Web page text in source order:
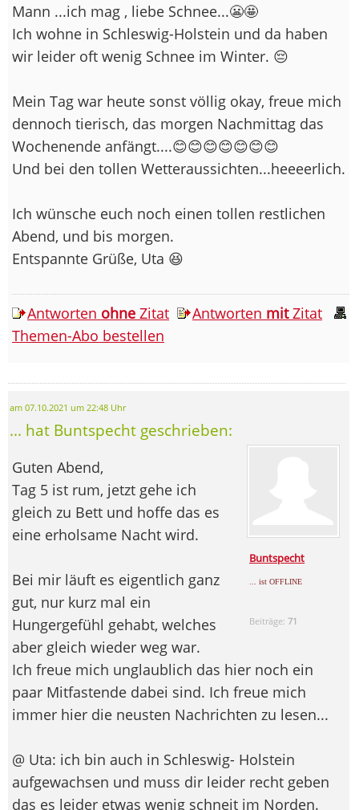
Mann ...ich mag , liebe Schnee...😬🤩
Ich wohne in Schleswig-Holstein und da haben
wir leider oft wenig Schnee im Winter. 😔
Mein Tag war heute sonst völlig okay, freue mich
dennoch tierisch, das morgen Nachmittag das
Wochenende anfängt....😊😊😊😊😊😊😊
Und bei den tollen Wetteraussichten...heeeerlich.
Ich wünsche euch noch einen tollen restlichen
Abend, und bis morgen.
Entspannte Grüße, Uta 😆
Antworten ohne Zitat Antworten mitZitat
Themen-Abo bestellen
am 07.10.2021 um 22:48 Uhr
... hat Buntspecht geschrieben:
Buntspecht
... ist OFFLINE
Beiträge:71
Guten Abend,
Tag 5 ist rum, jetzt gehe ich
gleich zu Bett und hoffe das es
eine erholsame Nacht wird.
Bei mir läuft es eigentlich ganz
gut, nur kurz mal ein
Hungergefühl gehabt, welches
aber gleich wieder weg war.
Ich freue mich unglaublich das hier noch ein
paar Mitfastende dabei sind. Ich freue mich
immer hier die neusten Nachrichten zu lesen...
@ Uta: ich bin auch in Schleswig- Holstein
aufgewachsen und muss dir leider recht geben
das es leider etwas wenig schneit im Norden.